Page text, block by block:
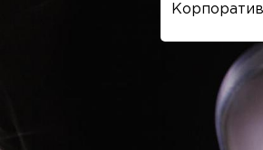
Повод
проведения